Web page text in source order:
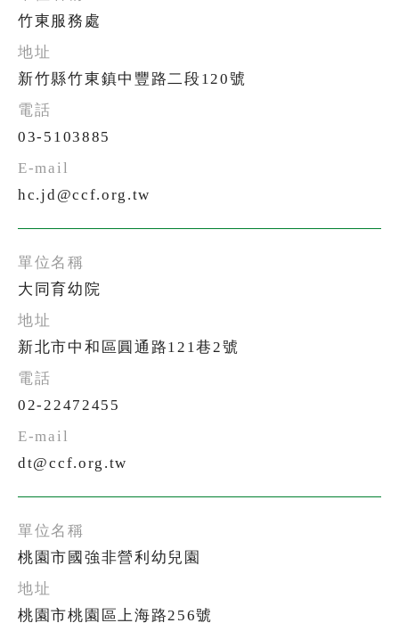
竹東服務處
新竹縣竹東鎮中豐路二段120號
03-5103885
hc.jd@ccf.org.tw
大同育幼院
新北市中和區圓通路121巷2號
02-22472455
dt@ccf.org.tw
桃園市國強非營利幼兒園
桃園市桃園區上海路256號